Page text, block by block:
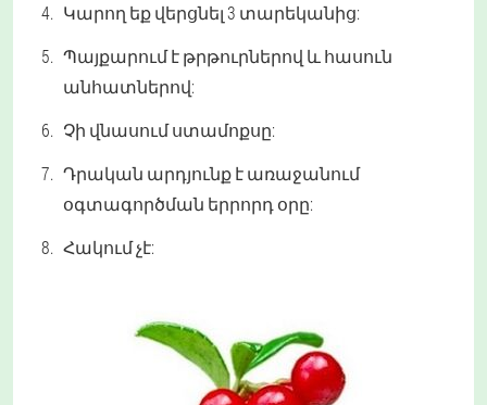
Կարող եք վերցնել 3 տարեկանից:
Պայքարում է թրթուրներով և հասուն
անհատներով:
Չի վնասում ստամոքսը:
Դրական արդյունք է առաջանում
օգտագործման երրորդ օրը:
Հակում չէ: